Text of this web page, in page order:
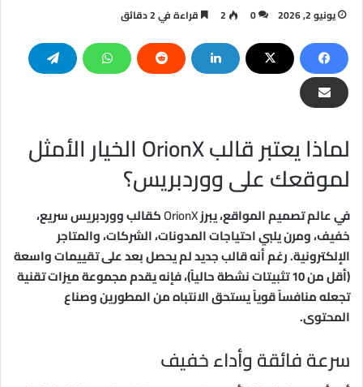
يونيو 2, 2026 0
2 قراءة في 2 دقائق
لماذا يعتبر قالب OrionX الخيار الأمثل
لموقعك على ووردبريس؟
في عالم تصميم المواقع، يبرزOrionXكقالب ووردبريس سريع،
خفيف، ومرن يلبي احتياجات المدونات، الشركات، والمتاجر
الإلكترونية. رغم أنه قالب جديد لم يحصل بعد على تقييمات واسعة
(أقل من 10 تثبيتات نشطة حالياً)، فإنه يقدم مجموعة ميزات تقنية
تجعله منافساً قوياً يستحق الانتباه من المطورين وصناع
المحتوى.
سرعة فائقة وأداء خفيف